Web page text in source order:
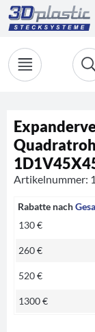
Artikelnummer:
Rabatte nach
130 €
260 €
520 €
1300 €